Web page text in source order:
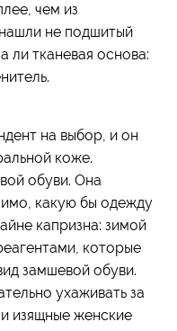
чем из
не подшитый
ли тканевая основа:
на выбор, и он
коже.
обуви. Она
какую бы одежду
капризна: зимой
которые
замшевой обуви.
ухаживать за
изящные женские